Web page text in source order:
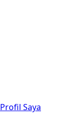
Profil Saya